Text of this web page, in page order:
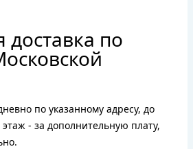
доставка по
по указанному адресу, до
- за дополнительную плату,